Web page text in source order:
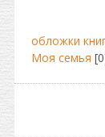
обложки
Моя семья